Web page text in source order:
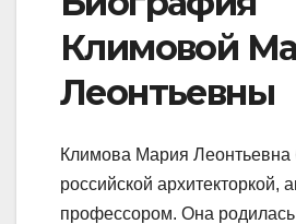
Климовой
Леонтьевны
Климова Мария Леонтьевна
российской архитекторкой,
профессором. Она